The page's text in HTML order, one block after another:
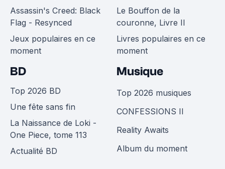
Assassin's Creed: Black
Flag - Resynced
Jeux populaires en ce
moment
Le Bouffon de la
couronne, Livre II
Livres populaires en ce
moment
BD
Top 2026 BD
Une fête sans fin
La Naissance de Loki -
One Piece, tome 113
Actualité BD
Musique
Top 2026 musiques
CONFESSIONS II
Reality Awaits
Album du moment